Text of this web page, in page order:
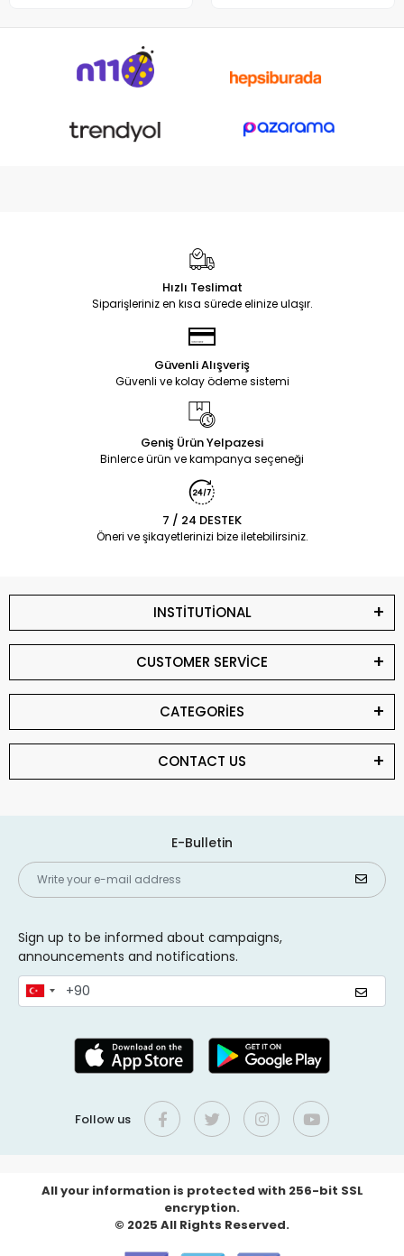
Hızlı Teslimat
Siparişleriniz en kısa sürede elinize ulaşır.
Güvenli Alışveriş
Güvenli ve kolay ödeme sistemi
Geniş Ürün Yelpazesi
Binlerce ürün ve kampanya seçeneği
7 / 24 DESTEK
Öneri ve şikayetlerinizi bize iletebilirsiniz.
INSTİTUTİONAL
CUSTOMER SERVİCE
CATEGORİES
CONTACT US
E-Bulletin
Sign up to be informed about campaigns,
announcements and notifications.
Follow us
All your information is protected with 256-bit SSL
encryption.
© 2025 All Rights Reserved.